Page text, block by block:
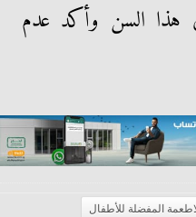
هذا السن وأكد عدم
المفضلة للأطفال